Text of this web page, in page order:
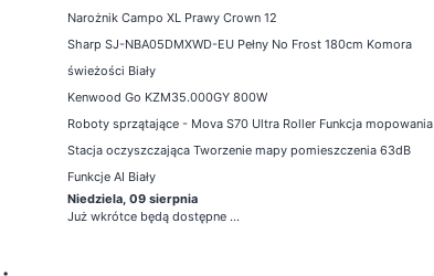
Narożnik Campo XL Prawy Crown 12
Sharp SJ-NBA05DMXWD-EU Pełny No Frost 180cm Komora
świeżości Biały
Kenwood Go KZM35.000GY 800W
Roboty sprzątające - Mova S70 Ultra Roller Funkcja mopowania
Stacja oczyszczająca Tworzenie mapy pomieszczenia 63dB
Funkcje AI Biały
Niedziela, 09 sierpnia
Już wkrótce będą dostępne ...